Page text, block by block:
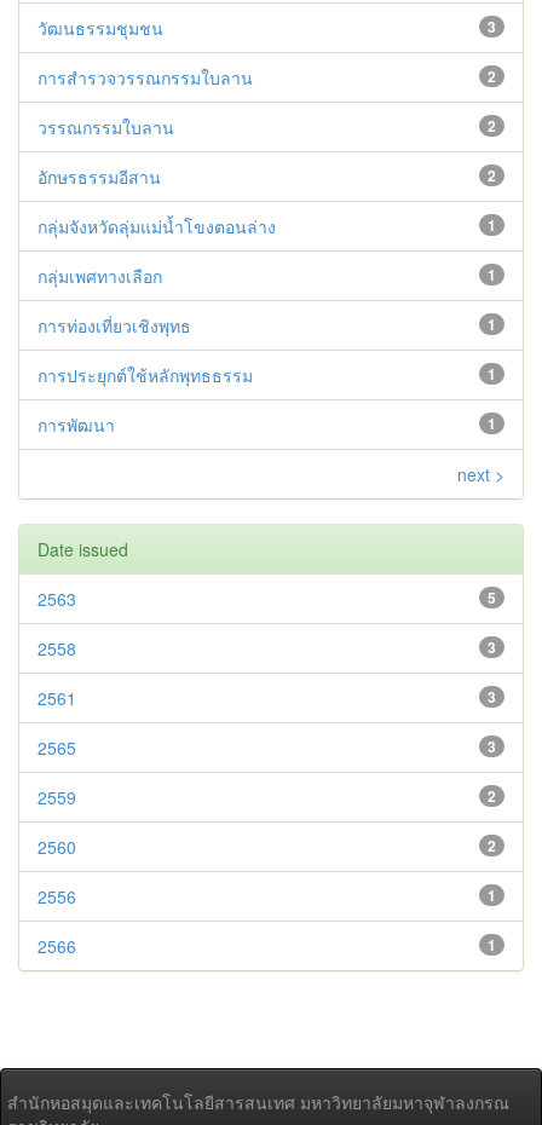
3
วัฒนธรรมชุมชน
2
การสำรวจวรรณกรรมใบลาน
2
วรรณกรรมใบลาน
2
อักษรธรรมอีสาน
1
กลุ่มจังหวัดลุ่มแม่น้ำโขงตอนล่าง
1
กลุ่มเพศทางเลือก
1
การท่องเที่ยวเชิงพุทธ
1
การประยุกต์ใช้หลักพุทธธรรม
1
การพัฒนา
next >
Date issued
5
2563
3
2558
3
2561
3
2565
2
2559
2
2560
1
2556
1
2566
สำนักหอสมุดและเทคโนโลยีสารสนเทศ มหาวิทยาลัยมหาจุฬาลงกรณ